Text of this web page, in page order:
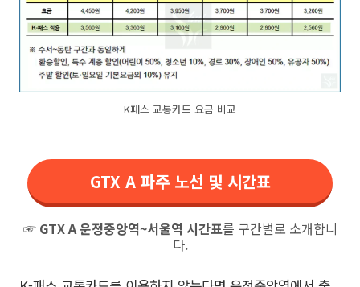
K패스 교통카드 요금 비교
GTX A 파주 노선 및 시간표
☞ GTX A 운정중앙역~서울역 시간표를 구간별로 소개합니
다.